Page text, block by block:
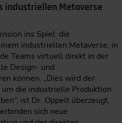
industriellen Metaverse
ins Spiel: die
industriellen Metaverse, in
Teams virtuell direkt in der
Design- und
können. „Dies wird der
die industrielle Produktion
ist Dr. Oppelt überzeugt.
sich neue